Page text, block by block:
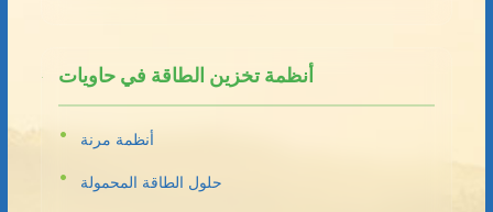
أنظمة تخزين الطاقة في حاويات
أنظمة مرنة
حلول الطاقة المحمولة